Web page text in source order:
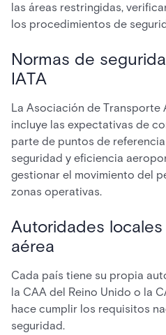
las áreas restringidas,
los procedimientos de
Normas de
IATA
La Asociación de Transporte
incluye las expectativas de
parte de puntos de
seguridad y eficiencia
gestionar el movimiento del
zonas operativas.
Autoridades
aérea
Cada país tiene su propia
la CAA del Reino Unido o la
hace cumplir los requisitos
seguridad.